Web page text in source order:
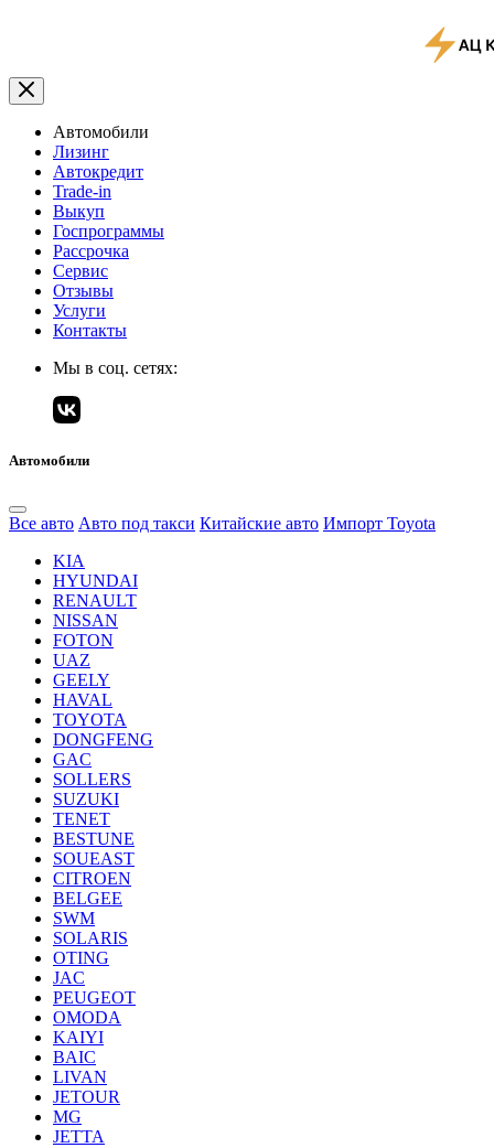
Автомобили
Лизинг
Автокредит
Trade-in
Выкуп
Госпрограммы
Рассрочка
Сервис
Отзывы
Услуги
Контакты
Мы в соц. сетях:
Автомобили
Все авто Авто под такси Китайские авто Импорт Toyota
KIA
HYUNDAI
RENAULT
NISSAN
FOTON
UAZ
GEELY
HAVAL
TOYOTA
DONGFENG
GAC
SOLLERS
SUZUKI
TENET
BESTUNE
SOUEAST
CITROEN
BELGEE
SWM
SOLARIS
OTING
JAC
PEUGEOT
OMODA
KAIYI
BAIC
LIVAN
JETOUR
MG
JETTA